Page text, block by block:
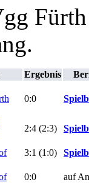
Ergebnis
0:0
2:4 (2:3)
3:1 (1:0)
0:0 auf